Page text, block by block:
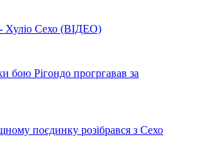
- Хуліо Сехо (ВІДЕО)
бою Рігондо прогргавав за
поєдинку розібрався з Сехо